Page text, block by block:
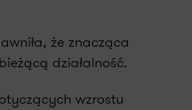
że znacząca
działalność.
wzrostu